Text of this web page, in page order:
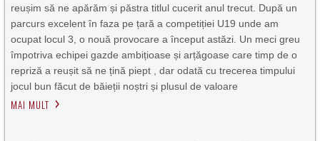
reușim să ne apărăm și păstra titlul cucerit anul trecut. După un
parcurs excelent în faza pe țară a competiției U19 unde am
ocupat locul 3, o nouă provocare a început astăzi. Un meci greu
împotriva echipei gazde ambițioase și arțăgoase care timp de o
repriză a reușit să ne țină piept , dar odată cu trecerea timpului
jocul bun făcut de băieții noștri și plusul de valoare
MAI MULT